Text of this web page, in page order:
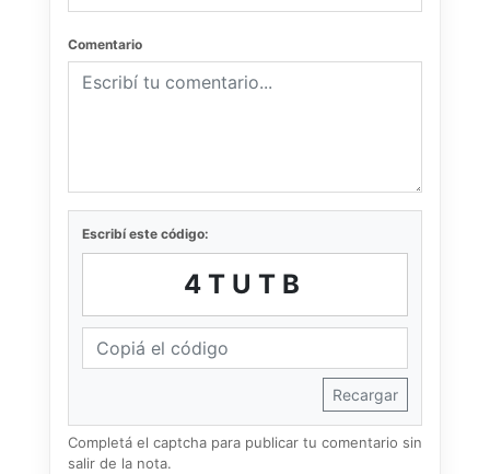
Comentario
Escribí este código:
4TUTB
Recargar
Completá el captcha para publicar tu comentario sin
salir de la nota.